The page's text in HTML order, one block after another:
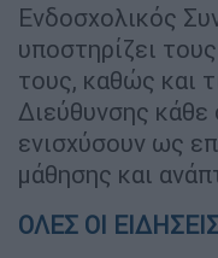
Ενδοσχολικός
υποστηρίζει
τους, καθώς και
Διεύθυνσης κάθε
ενισχύσουν ως
μάθησης και
ΟΛΕΣ ΟΙ